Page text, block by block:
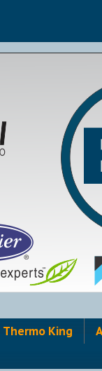
Thermo King